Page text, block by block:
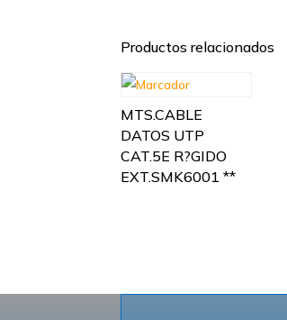
Productos relacionados
MTS.CABLE
DATOS UTP
CAT.5E R?GIDO
EXT.SMK6001 **